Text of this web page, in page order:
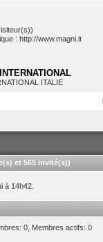
: http://www.magni.it
ITALIE
et 565 invité(s))
à 14h42.
0, Membres actifs: 0